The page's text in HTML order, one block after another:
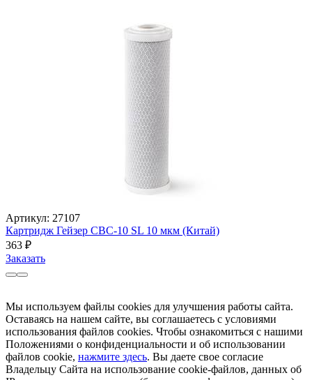
Артикул: 27107
Картридж Гейзер CBC-10 SL 10 мкм (Китай)
363 ₽
Заказать
Мы используем файлы cookies для улучшения работы сайта.
Оставаясь на нашем сайте, вы соглашаетесь с условиями
использования файлов cookies. Чтобы ознакомиться с нашими
Положениями о конфиденциальности и об использовании
файлов cookie, нажмите здесь. Вы даете свое согласие
Владельцу Сайта на использование cookie-файлов, данных об